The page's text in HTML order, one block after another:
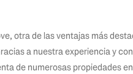
otra de las ventajas más
a nuestra experiencia y
de numerosas propiedades